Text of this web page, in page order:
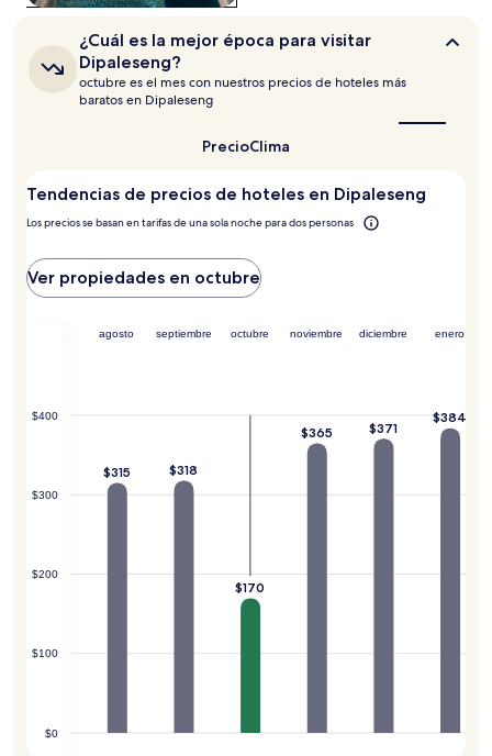
sujetos
cambios.
Aplican
términos
adicionales.
¿Cuál
es
la
mejor
época
¿Cuál es la mejor época para visitar
Dipaleseng?
octubre es el mes con nuestros precios de hoteles más
baratos en Dipaleseng
PrecioClima
Tendencias de precios de hoteles en Dipaleseng
Los precios se basan en tarifas de una sola noche para dos personas
Ver propiedades en octubre
$0
$100
$200
$300
$400
agosto septiembre octubre noviembre diciembre enero
$315 $318
$170
$365 $371
$384